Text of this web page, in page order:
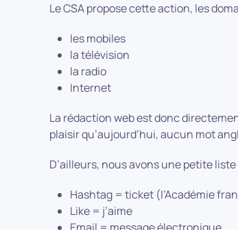
Le CSA propose cette action, les
les mobiles
la télévision
la radio
Internet
La rédaction web est donc
plaisir qu’aujourd’hui, aucun mot
D’ailleurs, nous avons une petite liste
Hashtag = ticket (l’Académie
Like = j’aime